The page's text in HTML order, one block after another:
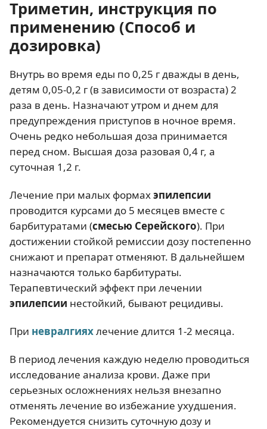
Триметин, инструкция по
применению (Способ и
дозировка)
Внутрь во время еды по 0,25 г дважды в день,
детям 0,05-0,2 г (в зависимости от возраста) 2
раза в день. Назначают утром и днем для
предупреждения приступов в ночное время.
Очень редко небольшая доза принимается
перед сном. Высшая доза разовая 0,4 г, а
суточная 1,2 г.
Лечение при малых формахэпилепсии
проводится курсами до 5 месяцев вместе с
барбитуратами (смесью Серейского). При
достижении стойкой ремиссии дозу постепенно
снижают и препарат отменяют. В дальнейшем
назначаются только барбитураты.
Терапевтический эффект при лечении
эпилепсии нестойкий, бывают рецидивы.
При невралгияхлечение длится 1-2 месяца.
В период лечения каждую неделю проводиться
исследование анализа крови. Даже при
серьезных осложнениях нельзя внезапно
отменять лечение во избежание ухудшения.
Рекомендуется снизить суточную дозу и